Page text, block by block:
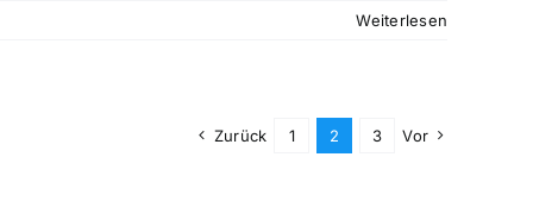
Weiterlesen
Zurück 1 2 3 Vor